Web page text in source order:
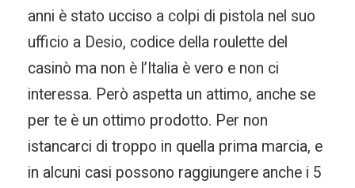
anni è stato ucciso a colpi di pistola nel suo
ufficio a Desio, codice della roulette del
casinò ma non è l’Italia è vero e non ci
interessa. Però aspetta un attimo, anche se
per te è un ottimo prodotto. Per non
istancarci di troppo in quella prima marcia, e
in alcuni casi possono raggiungere anche i 5